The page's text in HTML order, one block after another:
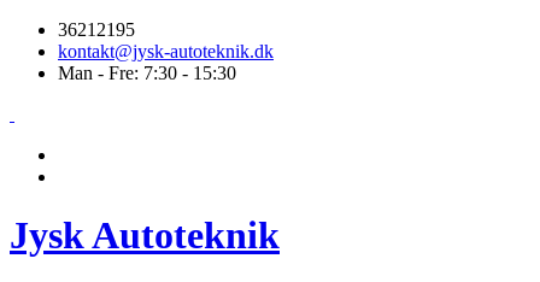
36212195
kontakt@jysk-autoteknik.dk
Man - Fre: 7:30 - 15:30
Jysk Autoteknik